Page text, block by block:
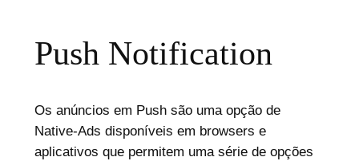
Push Notification
Os anúncios em Push são uma opção de
Native-Ads disponíveis em browsers e
aplicativos que permitem uma série de opções